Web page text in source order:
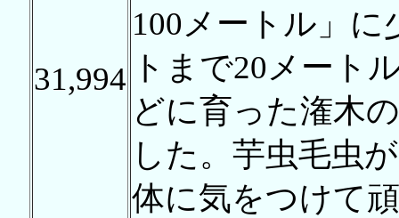
31,994
100メートル」
トまで20メート
どに育った潅木
した。芋虫毛虫
体に気をつけて